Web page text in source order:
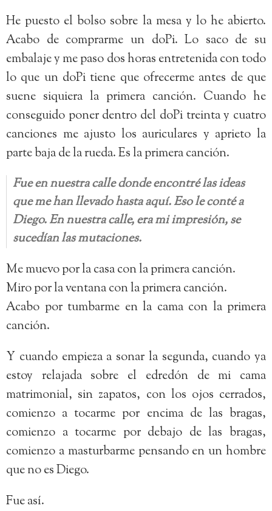
He puesto el bolso sobre la mesa y lo he abierto.
Acabo de comprarme un doPi. Lo saco de su
embalaje y me paso dos horas entretenida con todo
lo que un doPi tiene que ofrecerme antes de que
suene siquiera la primera canción. Cuando he
conseguido poner dentro del doPi treinta y cuatro
canciones me ajusto los auriculares y aprieto la
parte baja de la rueda. Es la primera canción.
Fue en nuestra calle donde encontré las ideas
que me han llevado hasta aquí. Eso le conté a
Diego. En nuestra calle, era mi impresión, se
sucedían las mutaciones.
Me muevo por la casa con la primera canción.
Miro por la ventana con la primera canción.
Acabo por tumbarme en la cama con la primera
canción.
Y cuando empieza a sonar la segunda, cuando ya
estoy relajada sobre el edredón de mi cama
matrimonial, sin zapatos, con los ojos cerrados,
comienzo a tocarme por encima de las bragas,
comienzo a tocarme por debajo de las bragas,
comienzo a masturbarme pensando en un hombre
que no es Diego.
Fue así.